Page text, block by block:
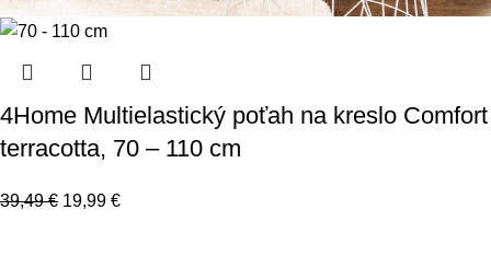
4Home Multielastický poťah na kreslo Comfort
terracotta, 70 – 110 cm
39,49€ 19,99 €